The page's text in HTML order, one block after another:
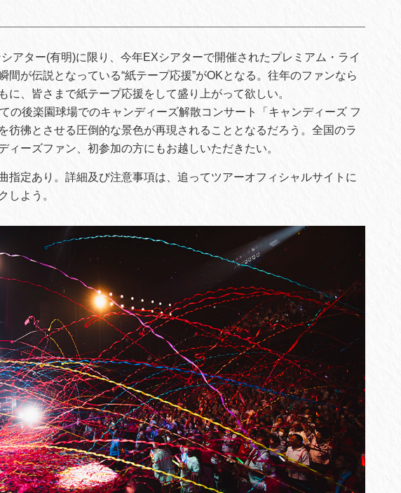
アター(有明)に限り、今年EXシアターで開催されたプレミアム・ライ
間が伝説となっている“紙テープ応援”がOKとなる。往年のファンなら
に、皆さまで紙テープ応援をして盛り上がって欲しい。
の後楽園球場でのキャンディーズ解散コンサート「キャンディーズ フ
彷彿とさせる圧倒的な景色が再現されることとなるだろう。全国のラ
ィーズファン、初参加の方にもお越しいただきたい。
指定あり。詳細及び注意事項は、追ってツアーオフィシャルサイトに
しよう。